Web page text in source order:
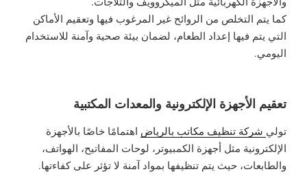
كما يتم التخلص من الروائح غير المرغوب فيها وتعقيم الأماكن
التي يتم فيها إعداد الطعام، لضمان بيئة صحية وآمنة للاستخدام
اليومي.
تعقيم الأجهزة الإلكترونية والمعدات المكتبية
تولي شركة تنظيف مكاتب بالرياض اهتمامًا خاصًا بالأجهزة
الإلكترونية مثل أجهزة الكمبيوتر، لوحات المفاتيح، الهواتف،
والطابعات، حيث يتم تنظيفها بمواد آمنة لا تؤثر على كفاءتها.